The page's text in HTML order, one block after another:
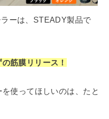
ーは、STEADY製品で
筋膜リリース！
使ってほしいのは、たと